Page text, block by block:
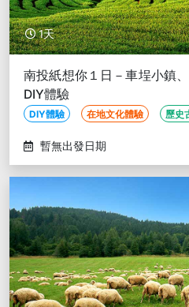
1天
南投紙想你１日－車埕小鎮
DIY體驗
DIY體驗 在地文化體驗 歷史
暫無出發日期